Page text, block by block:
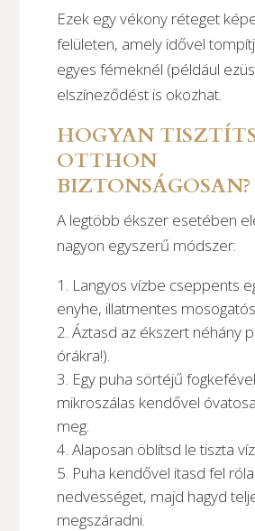
Ezek egy vékony réteget
felületen, amely idővel
egyes fémeknél (például
elszíneződést is okozhat.
HOGYAN
OTTHON
BIZTONSÁGOSAN?
A legtöbb ékszer esetében
nagyon egyszerű módszer:
Langyos vízbe cseppents
enyhe, illatmentes
Áztasd az ékszert néhány
órákra!).
Egy puha sörtéjű
mikroszálas kendővel
meg.
Alaposan öblítsd le tiszta
Puha kendővel itasd fel
nedvességet, majd hagyd
megszáradni.